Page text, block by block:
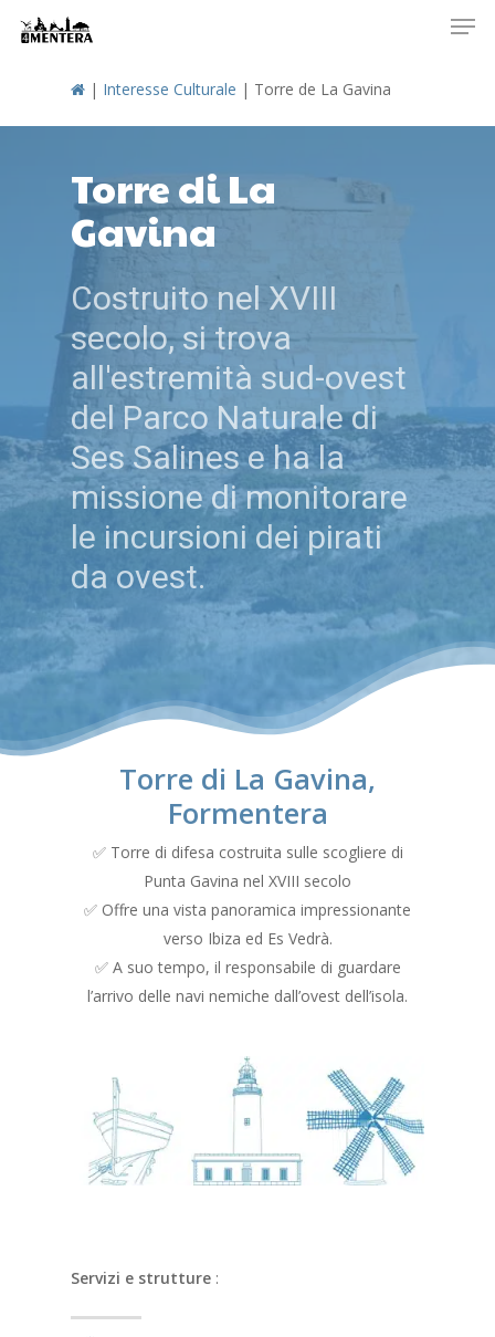
| Interesse Culturale | Torre de La Gavina
Torre di La
Gavina
Costruito nel XVIII
secolo, si trova
all'estremità sud-ovest
del Parco Naturale di
Ses Salines e ha la
missione di monitorare
le incursioni dei pirati
da ovest.
Torre di La Gavina,
Formentera
✅ Torre di difesa costruita sulle scogliere di
Punta Gavina nel XVIII secolo
✅ Offre una vista panoramica impressionante
verso Ibiza ed Es Vedrà.
✅ A suo tempo, il responsabile di guardare
l’arrivo delle navi nemiche dall’ovest dell’isola.
Servizi e strutture :